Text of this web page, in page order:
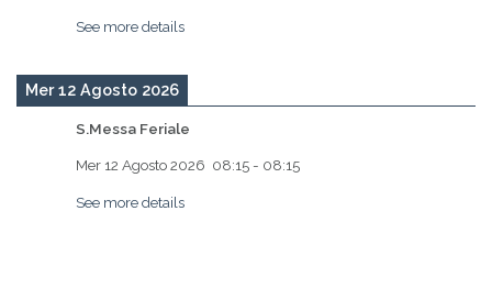
See more details
Mer 12 Agosto 2026
S.Messa Feriale
Mer 12 Agosto 2026 08:15 - 08:15
See more details